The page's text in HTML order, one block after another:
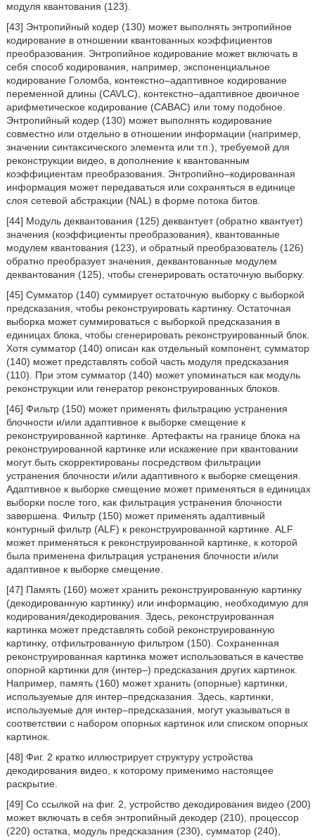
модуля квантования (123).
[43] Энтропийный кодер (130) может выполнять энтропийное
кодирование в отношении квантованных коэффициентов
преобразования. Энтропийное кодирование может включать в
себя способ кодирования, например, экспоненциальное
кодирование Голомба, контекстно–адаптивное кодирование
переменной длины (CAVLC), контекстно–адаптивное двоичное
арифметическое кодирование (CABAC) или тому подобное.
Энтропийный кодер (130) может выполнять кодирование
совместно или отдельно в отношении информации (например,
значении синтаксического элемента или т.п.), требуемой для
реконструкции видео, в дополнение к квантованным
коэффициентам преобразования. Энтропийно–кодированная
информация может передаваться или сохраняться в единице
слоя сетевой абстракции (NAL) в форме потока битов.
[44] Модуль деквантования (125) деквантует (обратно квантует)
значения (коэффициенты преобразования), квантованные
модулем квантования (123), и обратный преобразователь (126)
обратно преобразует значения, деквантованные модулем
деквантования (125), чтобы сгенерировать остаточную выборку.
[45] Сумматор (140) суммирует остаточную выборку с выборкой
предсказания, чтобы реконструировать картинку. Остаточная
выборка может суммироваться с выборкой предсказания в
единицах блока, чтобы сгенерировать реконструированный блок.
Хотя сумматор (140) описан как отдельный компонент, сумматор
(140) может представлять собой часть модуля предсказания
(110). При этом сумматор (140) может упоминаться как модуль
реконструкции или генератор реконструированных блоков.
[46] Фильтр (150) может применять фильтрацию устранения
блочности и/или адаптивное к выборке смещение к
реконструированной картинке. Артефакты на границе блока на
реконструированной картинке или искажение при квантовании
могут быть скорректированы посредством фильтрации
устранения блочности и/или адаптивного к выборке смещения.
Адаптивное к выборке смещение может применяться в единицах
выборки после того, как фильтрация устранения блочности
завершена. Фильтр (150) может применять адаптивный
контурный фильтр (ALF) к реконструированной картинке. ALF
может применяться к реконструированной картинке, к которой
была применена фильтрация устранения блочности и/или
адаптивное к выборке смещение.
[47] Память (160) может хранить реконструированную картинку
(декодированную картинку) или информацию, необходимую для
кодирования/декодирования. Здесь, реконструированная
картинка может представлять собой реконструированную
картинку, отфильтрованную фильтром (150). Сохраненная
реконструированная картинка может использоваться в качестве
опорной картинки для (интер–) предсказания других картинок.
Например, память (160) может хранить (опорные) картинки,
используемые для интер–предсказания. Здесь, картинки,
используемые для интер–предсказания, могут указываться в
соответствии с набором опорных картинок или списком опорных
картинок.
[48] Фиг. 2 кратко иллюстрирует структуру устройства
декодирования видео, к которому применимо настоящее
раскрытие.
[49] Со ссылкой на фиг. 2, устройство декодирования видео (200)
может включать в себя энтропийный декодер (210), процессор
(220) остатка, модуль предсказания (230), сумматор (240),